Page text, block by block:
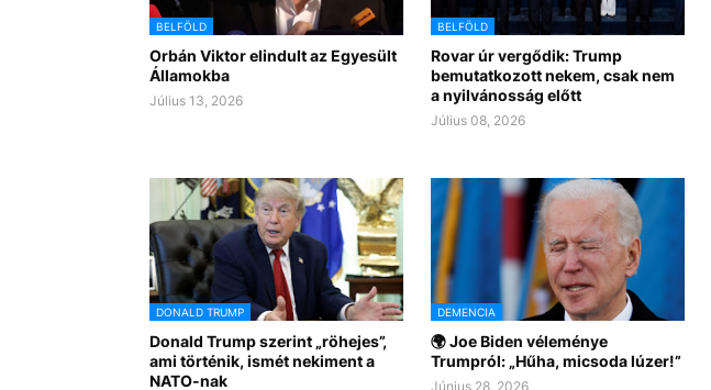
BELFÖLD
Orbán Viktor elindult az Egyesült
Államokba
Július 13, 2026
BELFÖLD
Rovar úr vergődik: Trump
bemutatkozott nekem, csak nem
a nyilvánosság előtt
Július 08, 2026
DONALD TRUMP
Donald Trump szerint „röhejes”,
ami történik, ismét nekiment a
NATO-nak
DEMENCIA
🌍 Joe Biden véleménye
Trumpról: „Hűha, micsoda lúzer!”
Június 28, 2026